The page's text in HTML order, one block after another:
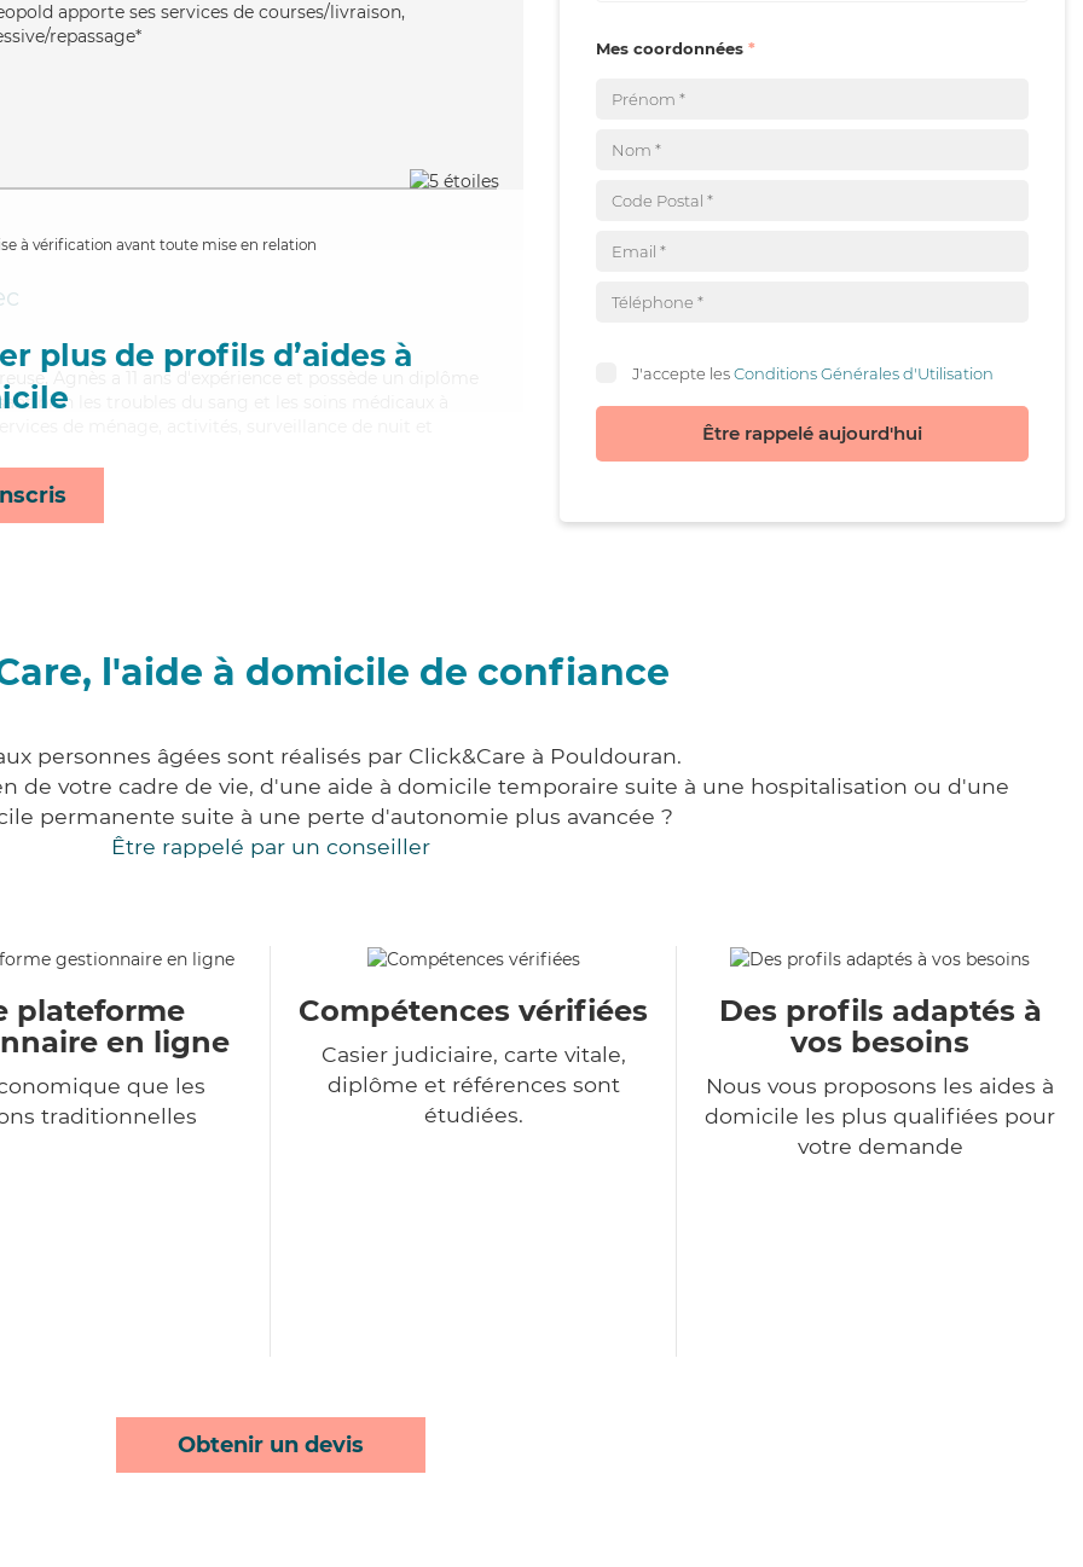
apporte ses services de courses/livraison,
repassage*
à vérification avant toute mise en relation
plus de profils d’aides à
Agnès a 11 ans d'expérience et possède un diplôme
bien les troubles du sang et les soins médicaux à
Mes coordonnées
J'accepte lesConditions Générales d'Utilisation
Être rappelé aujourd'hui
l'aide à domicile de confiance
personnes âgées sont réalisés par Click&Care à Pouldouran.
de votre cadre de vie, d'une aide à domicile temporaire suite à une hospitalisation ou d'une
permanente suite à une perte d'autonomie plus avancée ?
Être rappelé par un conseiller
plateforme
en ligne
que les
traditionnelles
Compétences vérifiées
Casier judiciaire, carte vitale,
diplôme et références sont
étudiées.
Des profils adaptés à
vos besoins
Nous vous proposons les aides à
domicile les plus qualifiées pour
votre demande
Obtenir un devis